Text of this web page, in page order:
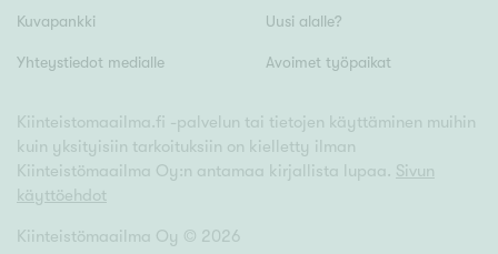
Tyydyttävä
Välttävä
Ominaisuudet
Hissi
Järvi- tai merinäköala
Maalämpö
Kuvapankki
Yhteystiedot medialle
Uusi alalle?
Avoimet työpaikat
Kiinteistomaailma.fi -palvelun tai tietojen käyttäminen muihin
kuin yksityisiin tarkoituksiin on kielletty ilman
Kiinteistömaailma Oy:n antamaa kirjallista lupaa. Sivun
käyttöehdot
Kiinteistömaailma Oy © 2026